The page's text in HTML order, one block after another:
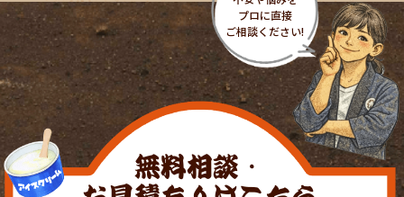
無料相談・